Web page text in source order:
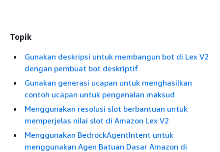
Topik
Gunakan deskripsi untuk membangun bot di Lex V2
dengan pembuat bot deskriptif
Gunakan generasi ucapan untuk menghasilkan
contoh ucapan untuk pengenalan maksud
Menggunakan resolusi slot berbantuan untuk
memperjelas nilai slot di Amazon Lex V2
Menggunakan BedrockAgentIntent untuk
menggunakan Agen Batuan Dasar Amazon di